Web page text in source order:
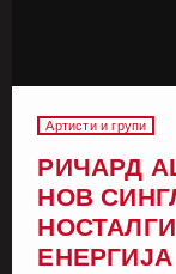
Артисти и групи
РИЧАРД
НОВ
ЕНЕРГИЈА